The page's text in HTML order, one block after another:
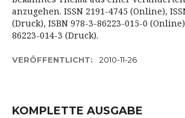
anzugehen. ISSN 2191-4745 (Online),
(Druck), ISBN 978-3-86223-015-0
86223-014-3 (Druck).
VERÖFFENTLICHT: 2010-11-26
KOMPLETTE AUSGABE